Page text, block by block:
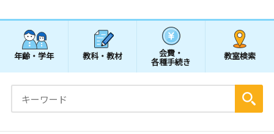
年齢・学年 教科・教材 会費・
各種手続き
教室検索